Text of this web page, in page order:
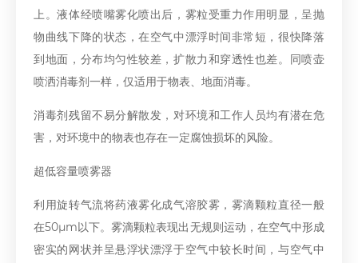
上。液体经喷嘴雾化喷出后，雾粒受重力作用明显，呈抛
物曲线下降的状态，在空气中漂浮时间非常短，很快降落
到地面，分布均匀性较差，扩散力和穿透性也差。同喷壶
喷洒消毒剂一样，仅适用于物表、地面消毒。
消毒剂残留不易分解散发，对环境和工作人员均有潜在危
害，对环境中的物表也存在一定腐蚀损坏的风险。
超低容量喷雾器
利用旋转气流将药液雾化成气溶胶雾，雾滴颗粒直径一般
在50μm以下。雾滴颗粒表现出无规则运动，在空气中形成
密实的网状并呈悬浮状漂浮于空气中较长时间，与空气中